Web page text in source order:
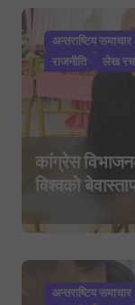
अन्तराष्टिय समाचार
राजनीति
लेख
कांग्रेस
विश्वको
यात्राको घोषणा
अन्तराष्टिय समाचार